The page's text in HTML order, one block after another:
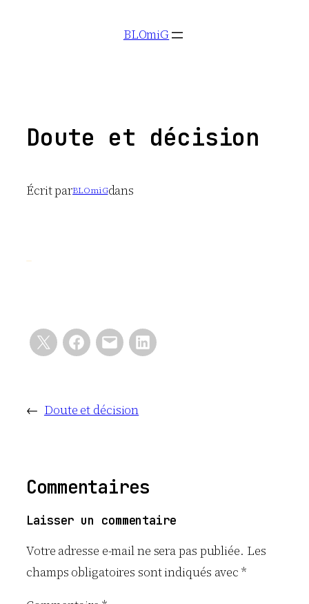
BLOmiG
Doute et décision
Écrit parBLOmiGdans
← Doute et décision
Commentaires
Laisser un commentaire
Votre adresse e-mail ne sera pas publiée. Les
champs obligatoires sont indiqués avec*